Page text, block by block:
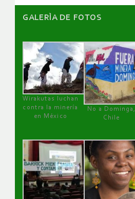
GALERÌA DE FOTOS
Wirakutas luchan
contra la minería
en México
No a Dominga,
Chile